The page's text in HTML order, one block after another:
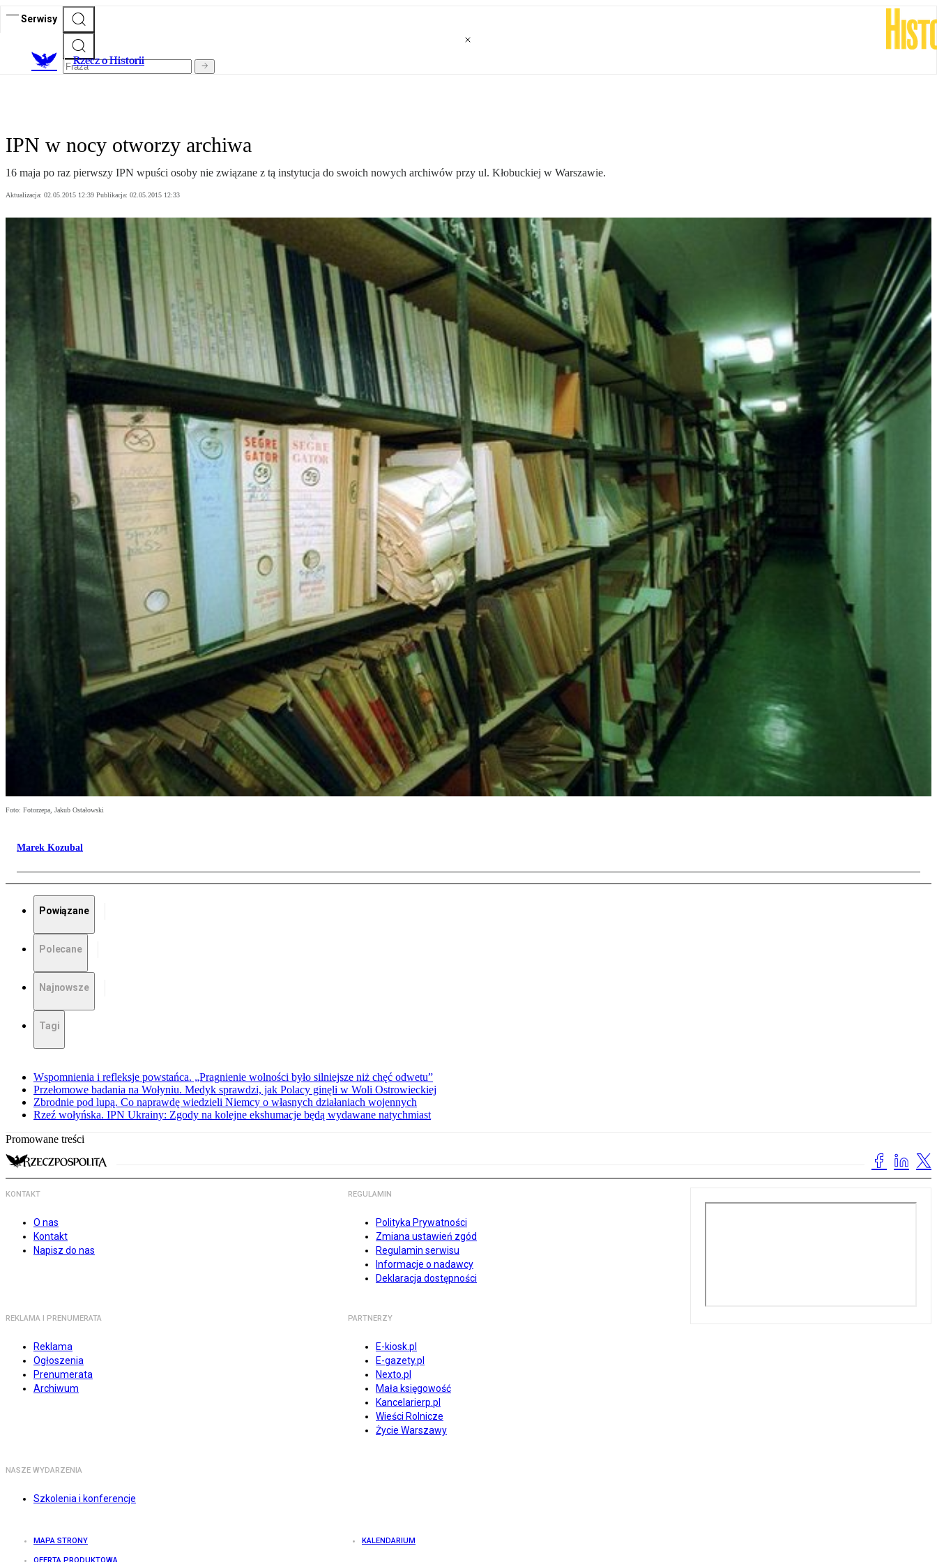
Serwisy
Rzecz o Historii
IPN w nocy otworzy archiwa
16 maja po raz pierwszy IPN wpuści osoby nie związane z tą instytucja do swoich nowych archiwów przy ul. Kłobuckiej w Warszawie.
Aktualizacja: 02.05.2015 12:39 Publikacja: 02.05.2015 12:33
Foto: Fotorzepa, Jakub Ostałowski
Marek Kozubal
Powiązane
Polecane
Najnowsze
Tagi
Wspomnienia i refleksje powstańca. „Pragnienie wolności było silniejsze niż chęć odwetu”
Przełomowe badania na Wołyniu. Medyk sprawdzi, jak Polacy ginęli w Woli Ostrowieckiej
Zbrodnie pod lupą. Co naprawdę wiedzieli Niemcy o własnych działaniach wojennych
Rzeź wołyńska. IPN Ukrainy: Zgody na kolejne ekshumacje będą wydawane natychmiast
Promowane treści
KONTAKT
O nas
Kontakt
Napisz do nas
REGULAMIN
Polityka Prywatności
Zmiana ustawień zgód
Regulamin serwisu
Informacje o nadawcy
Deklaracja dostępności
REKLAMA I PRENUMERATA
Reklama
Ogłoszenia
Prenumerata
Archiwum
PARTNERZY
E-kiosk.pl
E-gazety.pl
Nexto.pl
Mała księgowość
Kancelarierp.pl
Wieści Rolnicze
Życie Warszawy
NASZE WYDARZENIA
Szkolenia i konferencje
MAPA STRONY KALENDARIUM